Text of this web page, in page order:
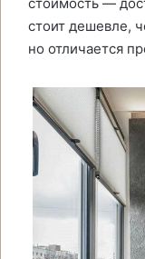
стоит дешевле,
но отличается